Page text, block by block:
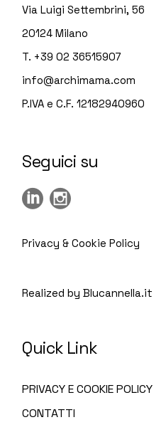
Via Luigi Settembrini, 56
20124 Milano
T. +39 02 36515907
info@archimama.com
P.IVA e C.F. 12182940960
Seguici su
Privacy & Cookie Policy
Realized by Blucannella.it
Quick Link
PRIVACY E COOKIE POLICY
CONTATTI